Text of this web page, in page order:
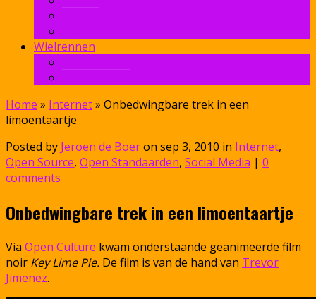
Wielrennen
Home » Internet» Onbedwingbare trek in een
limoentaartje
Posted by Jeroen de Boeron sep 3, 2010 in Internet,
Open Source, Open Standaarden, Social Media | 0
comments
Onbedwingbare trek in een limoentaartje
Via Open Culture kwam onderstaande geanimeerde film
noir Key Lime Pie. De film is van de hand van Trevor
Jimenez.